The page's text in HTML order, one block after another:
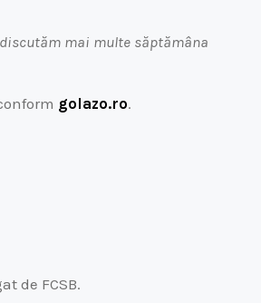
mai multe săptămâna
golazo.ro.
de FCSB.